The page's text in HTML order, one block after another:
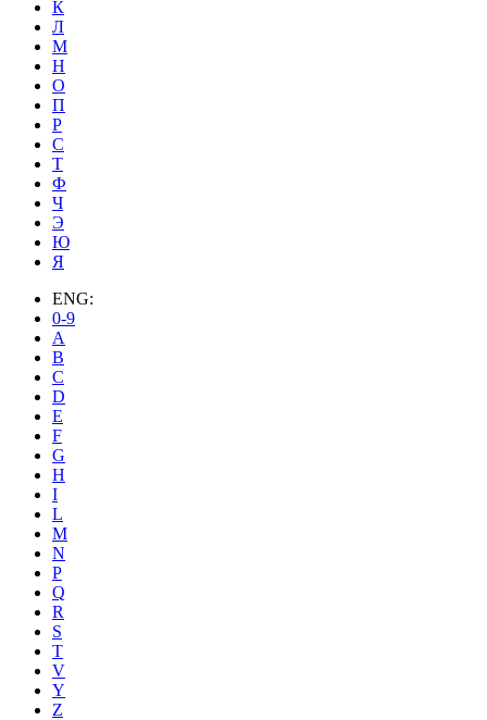
К
Л
М
Н
О
П
Р
С
Т
Ф
Ч
Э
Ю
Я
ENG:
0-9
A
B
C
D
E
F
G
H
I
L
M
N
P
Q
R
S
T
V
Y
Z